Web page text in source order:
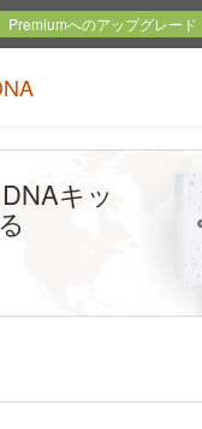
ト言語変更
Premiumへのアップグレード
キッ